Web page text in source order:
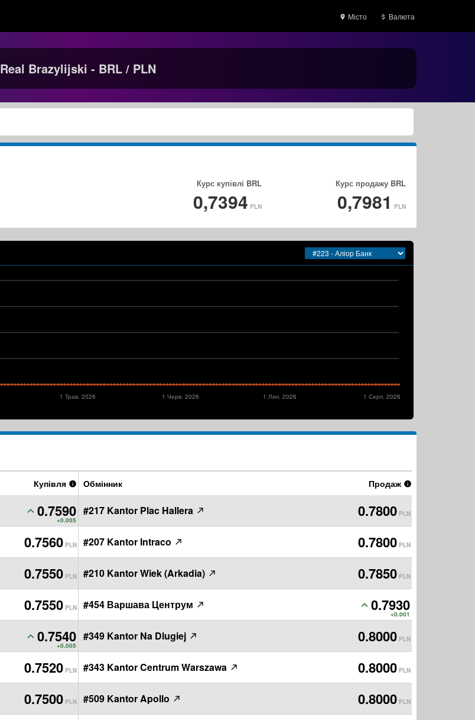
Місто Валюта
Real Brazylijski - BRL / PLN
Курс купівлі BRL
0,7394 PLN
Курс продажу BRL
0,7981 PLN
1 Серп. 2026
1 Лип. 2026
1 Черв. 2026
1 Трав. 2026
Купівля
0.7590
+0.005
PLN
0.7560 PLN
0.7550 PLN
0.7550 PLN
0.7540
+0.005
PLN
0.7520 PLN
0.7500 PLN
Обмінник Продаж
#217 Kantor Plac Hallera 0.7800 PLN
#207 Kantor Intraco 0.7800 PLN
#210 Kantor Wiek (Arkadia) 0.7850 PLN
#454 Варшава Центрум 0.7930
+0.001
#349 Kantor Na Dlugiej 0.8000 PLN
#343 Kantor Centrum Warszawa 0.8000 PLN
#509 Kantor Apollo 0.8000 PLN